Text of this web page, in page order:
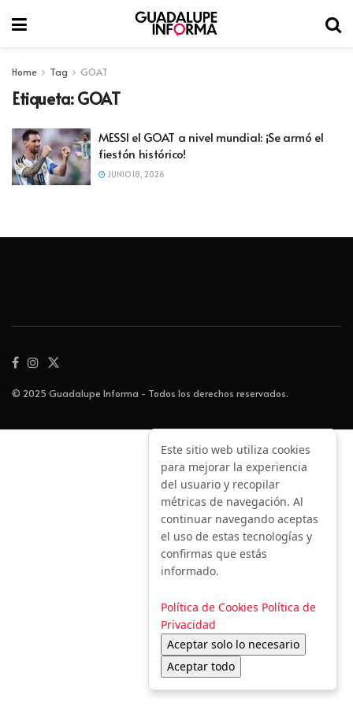
Home Tag GOAT
Etiqueta:GOAT
MESSI el GOAT a nivel mundial: ¡Se armó el
fiestón histórico!
JUNIO 18, 2026
© 2025 Guadalupe Informa - Todos los derechos reservados.
Este sitio web utiliza cookies
para mejorar la experiencia
del usuario y recopilar
métricas de navegación. Al
continuar navegando aceptas
el uso de estas tecnologías y
confirmas que estás
informado.
Política de Cookies Política de
Privacidad
Aceptar solo lo necesario
Aceptar todo